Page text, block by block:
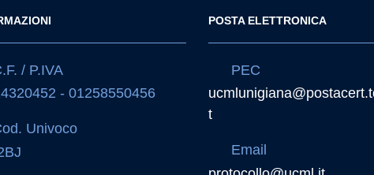
/ P.IVA
- 01258550456
Univoco
POSTA ELETTRONICA
PEC
t
Email